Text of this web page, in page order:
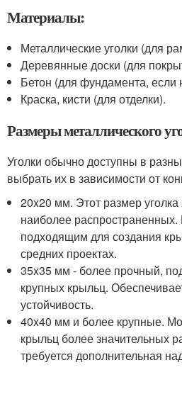
Материалы:
Металлические уголки (для
Деревянные доски (для
Бетон (для фундамента, если
Краска, кисти (для отделки).
Размеры металлического
Уголки обычно доступны в
выбрать их в зависимости от
20x20 мм. Этот размер
наиболее
подходящим для создания
средних проектах.
35x35 мм - более прочный,
крупных крыльц.
устойчивость.
40x40 мм и более крупные.
крыльц более значительных
требуется дополнительная